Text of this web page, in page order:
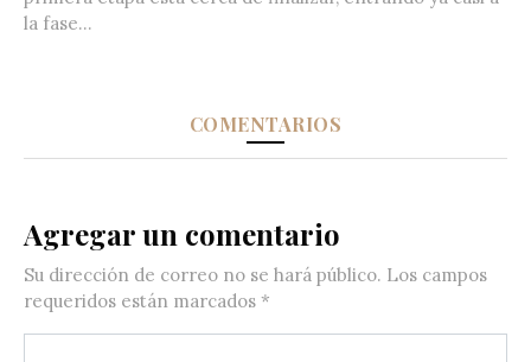
la fase...
COMENTARIOS
Agregar un comentario
Su dirección de correo no se hará público. Los campos
requeridos están marcados *